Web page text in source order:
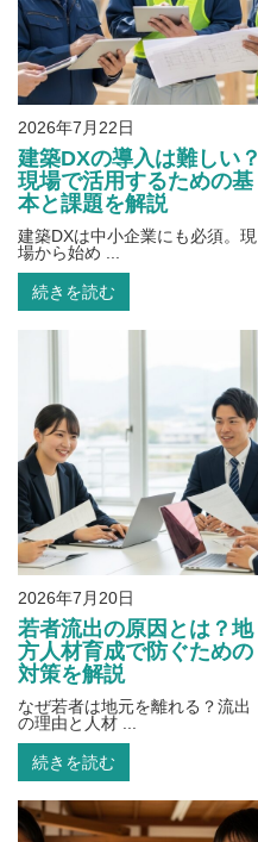
2026年7月22日
建築DXの導入は難しい？
現場で活用するための基
本と課題を解説
建築DXは中小企業にも必須。現
場から始め ...
続きを読む
2026年7月20日
若者流出の原因とは？地
方人材育成で防ぐための
対策を解説
なぜ若者は地元を離れる？流出
の理由と人材 ...
続きを読む